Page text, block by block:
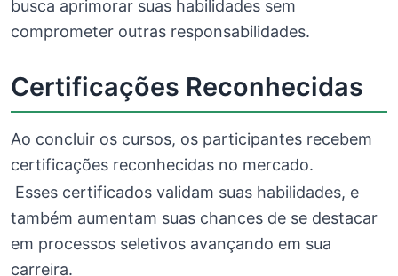
busca aprimorar suas habilidades sem
comprometer outras responsabilidades.
Certificações Reconhecidas
Ao concluir os cursos, os participantes recebem
certificações reconhecidas no mercado.
Esses certificados validam suas habilidades, e
também aumentam suas chances de se destacar
em processos seletivos avançando em sua
carreira.